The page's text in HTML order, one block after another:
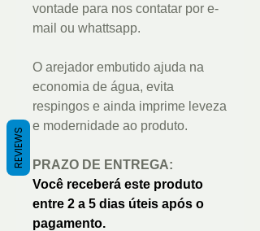
vontade para nos contatar por e-
mail ou whattsapp.
O arejador embutido ajuda na
economia de água, evita
respingos e ainda imprime leveza
e modernidade ao produto.
PRAZO DE ENTREGA:
Você receberá este produto
entre 2 a 5 dias úteis após o
pagamento.
REVIEWS